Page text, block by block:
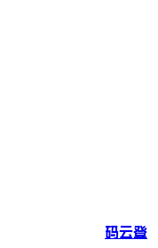
码云登